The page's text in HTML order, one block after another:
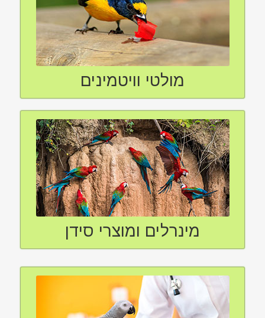
מולטי וויטמינים
מינרלים ומוצרי סידן